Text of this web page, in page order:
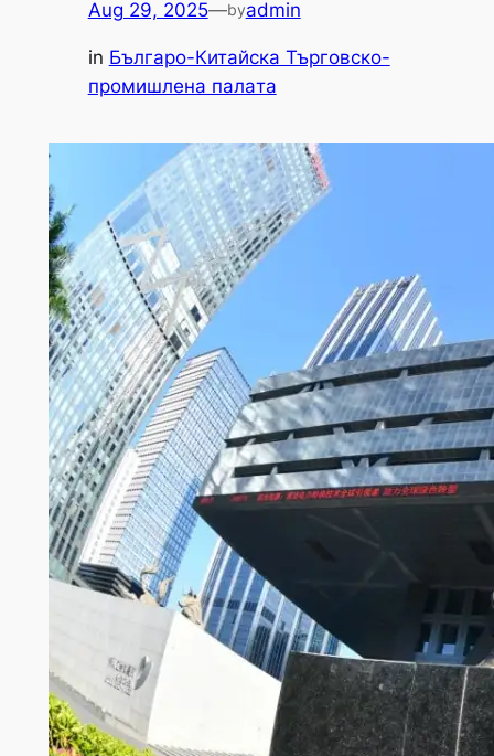
Aug 29, 2025—byadmin
in Българо-Китайска Търговско-
промишлена палaта